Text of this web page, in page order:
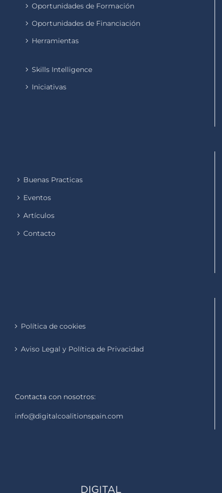
Oportunidades de Formación
Oportunidades de Financiación
Herramientas
Skills Intelligence
Iniciativas
Buenas Practicas
Eventos
Artículos
Contacto
Política de cookies
Aviso Legal y Política de Privacidad
Contacta con nosotros:
info@digitalcoalitionspain.com